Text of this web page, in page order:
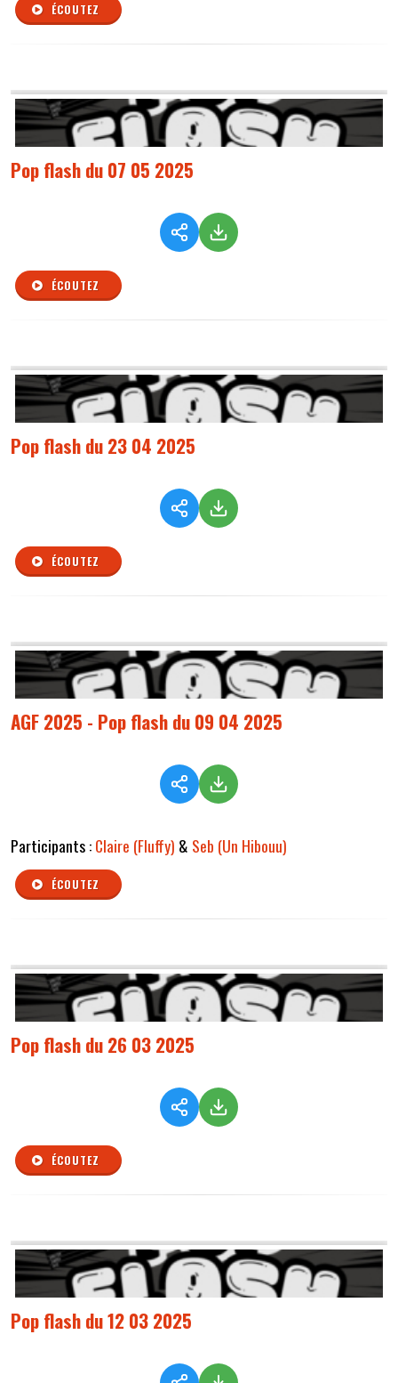
ÉCOUTEZ
Pop flash du 07 05 2025
ÉCOUTEZ
Pop flash du 23 04 2025
ÉCOUTEZ
AGF 2025 - Pop flash du 09 04 2025
Participants :Claire (Fluffy) & Seb (Un Hibouu)
ÉCOUTEZ
Pop flash du 26 03 2025
ÉCOUTEZ
Pop flash du 12 03 2025